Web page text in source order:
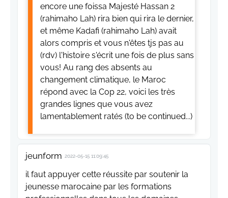
encore une foissa Majesté Hassan 2
(rahimaho Lah) rira bien qui rira le dernier,
et même Kadafi (rahimaho Lah) avait
alors compris et vous n'êtes tjs pas au
(rdv) l'histoire s'écrit une fois de plus sans
vous! Au rang des absents au
changement climatique, le Maroc
répond avec la Cop 22, voici les très
grandes lignes que vous avez
lamentablement ratés (to be continued...)
jeunform 2022-05-15 11:09:45
il faut appuyer cette réussite par soutenir la
jeunesse marocaine par les formations